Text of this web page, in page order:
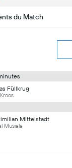
du Match
Füllkrug
Mittelstadt
Musiala